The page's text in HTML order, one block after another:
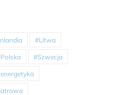
#Litwa
#Szwecja
energetyka